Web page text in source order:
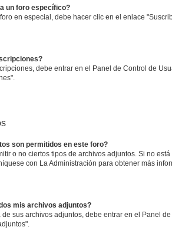
un foro específico?
en especial, debe hacer clic en el enlace
debe entrar en el Panel de Control de
son permitidos en este foro?
o no ciertos tipos de archivos adjuntos. Si no
con La Administración para obtener más
mis archivos adjuntos?
de sus archivos adjuntos, debe entrar en el Panel